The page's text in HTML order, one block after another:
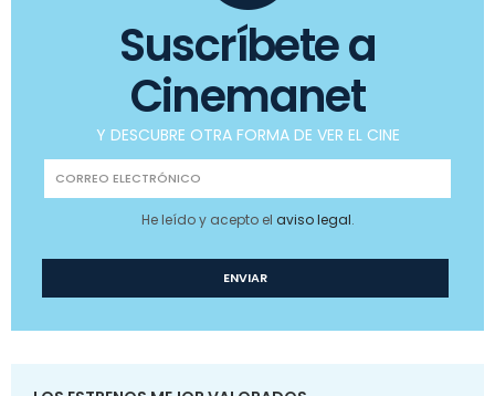
Suscríbete a
Cinemanet
Y DESCUBRE OTRA FORMA DE VER EL CINE
He leído y acepto el aviso legal.